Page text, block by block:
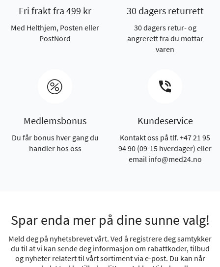
Fri frakt fra 499 kr
Med Helthjem, Posten eller
PostNord
30 dagers returrett
30 dagers retur- og
angrerett fra du mottar
varen
Medlemsbonus
Du får bonus hver gang du
handler hos oss
Kundeservice
Kontakt oss på tlf. +47 21 95
94 90 (09-15 hverdager) eller
email info@med24.no
Spar enda mer på dine sunne valg!
Meld deg på nyhetsbrevet vårt. Ved å registrere deg samtykker
du til at vi kan sende deg informasjon om rabattkoder, tilbud
og nyheter relatert til vårt sortiment via e-post. Du kan når